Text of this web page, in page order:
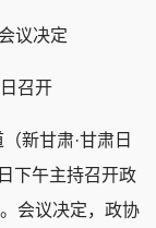
议决定
召开
新甘肃·甘肃日
下午主持召开政
会议决定，政协